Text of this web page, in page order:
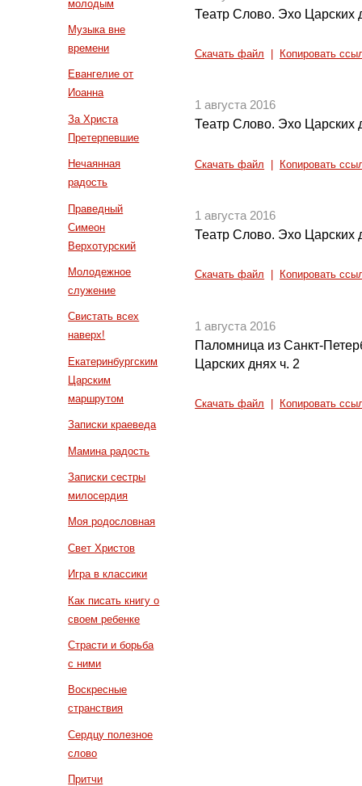
молодым
Музыка вне
времени
Евангелие от
Иоанна
За Христа
Претерпевшие
Нечаянная
радость
Праведный
Симеон
Верхотурский
Молодежное
служение
Свистать всех
наверх!
Екатеринбургским
Царским
маршрутом
Записки краеведа
Мамина радость
Записки сестры
милосердия
Моя родословная
Свет Христов
Игра в классики
Как писать книгу о
своем ребенке
Страсти и борьба
с ними
Воскресные
странствия
Сердцу полезное
слово
Притчи
Театр Слово. Эхо Царских
Скачать файл Копировать
1 августа 2016
Театр Слово. Эхо Царских
Скачать файл Копировать
1 августа 2016
Театр Слово. Эхо Царских
Скачать файл Копировать
1 августа 2016
Паломница из Санкт-
Царских днях ч. 2
Скачать файл Копировать